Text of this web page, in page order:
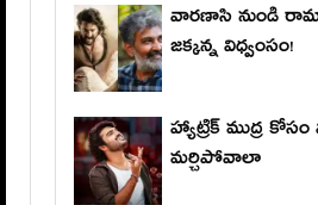
వారణాసి నుండి
జక్కన్న విధ్వంసం!
హ్యాట్రిక్ ముద్ర కోసం
మర్చిపోవాలా